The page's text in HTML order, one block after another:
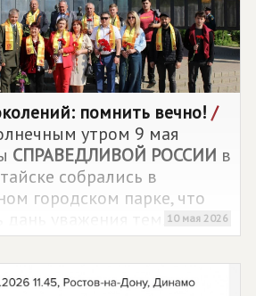
помнить вечно! /
утром 9 мая
СПРАВЕДЛИВОЙ РОССИИ в
собрались в
городском парке, что
дань уважения тем, кто
от фашистов в годы
войны.
10 мая 2026